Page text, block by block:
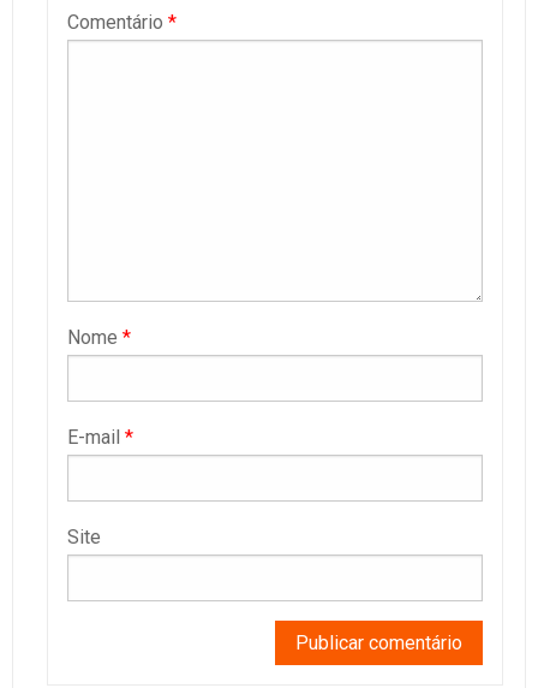
Comentário *
Nome *
E-mail *
Site